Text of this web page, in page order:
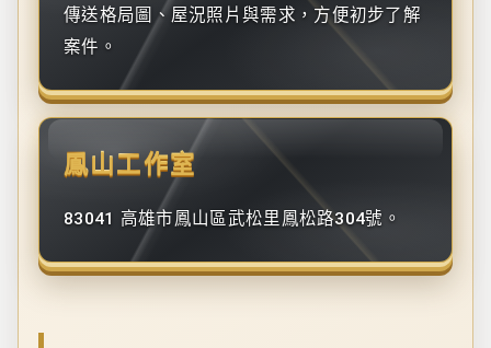
傳送格局圖、屋況照片與需求，方便初步了解
案件。
鳳山工作室
83041 高雄市鳳山區武松里鳳松路304號。